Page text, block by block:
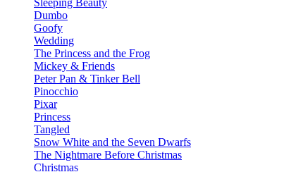
Sleeping Beauty
Dumbo
Goofy
Wedding
The Princess and the Frog
Mickey & Friends
Peter Pan & Tinker Bell
Pinocchio
Pixar
Princess
Tangled
Snow White and the Seven Dwarfs
The Nightmare Before Christmas
Christmas